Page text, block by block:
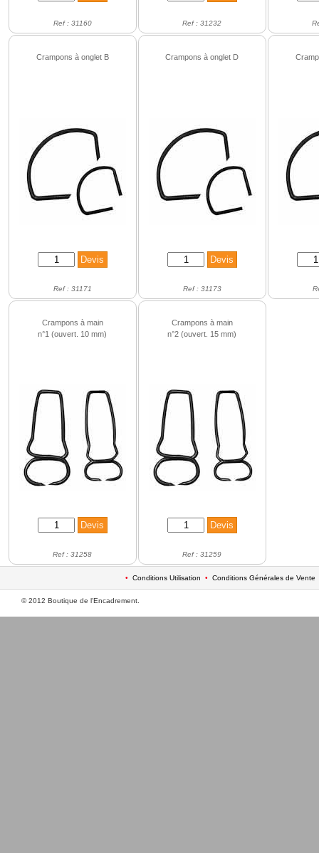
Ref : 31160 Ref : 31232
Crampons à onglet B
Ref : 31171
Crampons à onglet D
Ref : 31173
Crampons à main
n°1 (ouvert. 10 mm)
Ref : 31258
Crampons à main
n°2 (ouvert. 15 mm)
Ref : 31259
• Conditions Utilisation • Conditions Générales de Vente
© 2012 Boutique de l'Encadrement.